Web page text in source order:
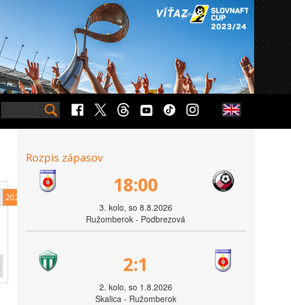
2026
Rozpis zápasov
18:00
3. kolo, so 8.8.2026
Ružomberok - Podbrezová
2:1
2. kolo, so 1.8.2026
Skalica - Ružomberok